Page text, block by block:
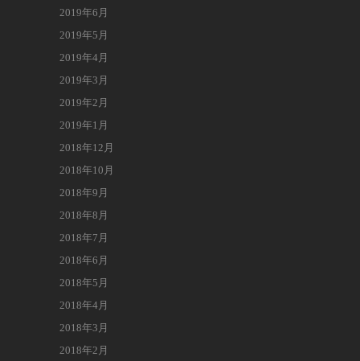
2019年6月
2019年5月
2019年4月
2019年3月
2019年2月
2019年1月
2018年12月
2018年10月
2018年9月
2018年8月
2018年7月
2018年6月
2018年5月
2018年4月
2018年3月
2018年2月